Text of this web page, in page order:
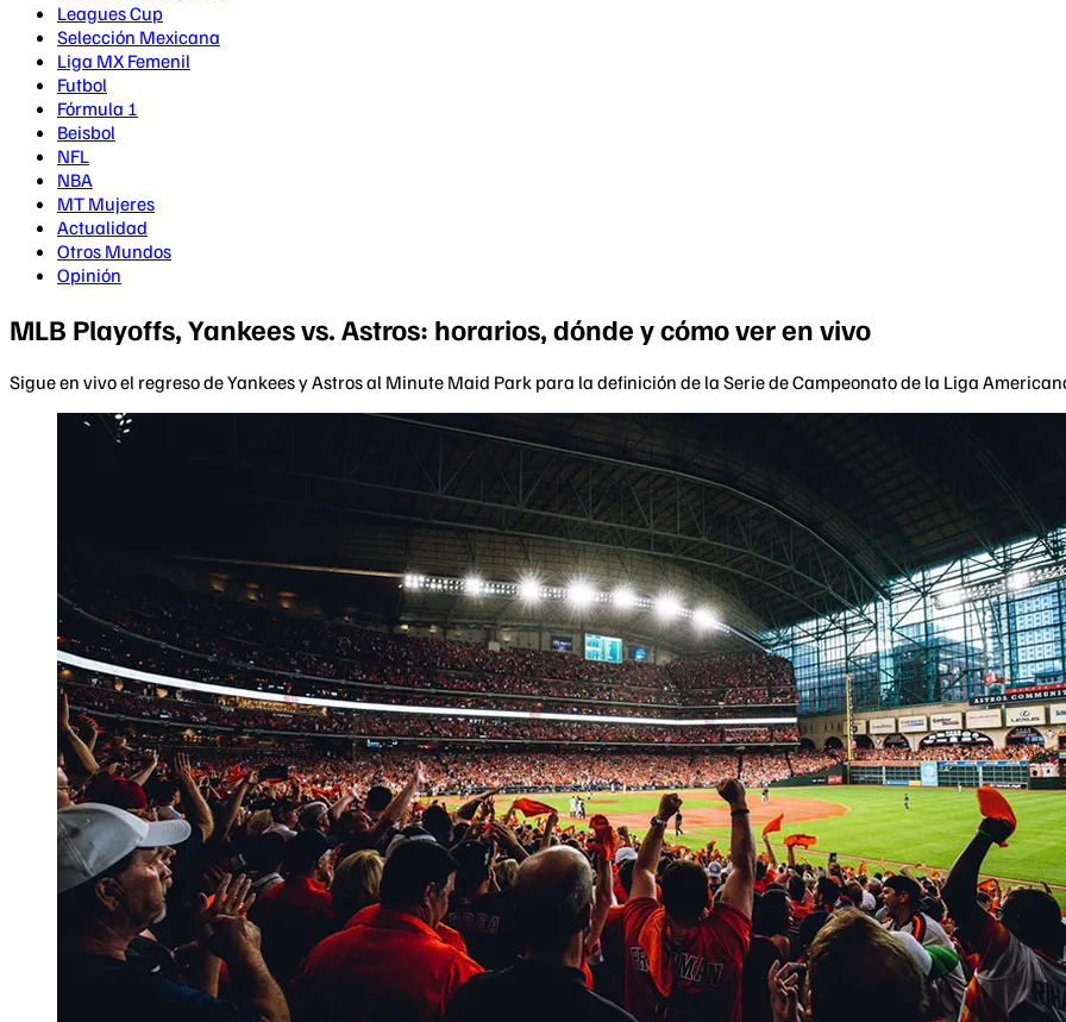
Leagues Cup
Selección Mexicana
Liga MX Femenil
Futbol
Fórmula 1
Beisbol
NFL
NBA
MT Mujeres
Actualidad
Otros Mundos
Opinión
MLB Playoffs, Yankees vs. Astros: horarios, dónde y cómo ver en vivo
Sigue en vivo el regreso de Yankees y Astros al Minute Maid Park para la definición de la Serie de Campeonato de la Liga